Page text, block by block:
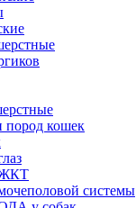
пород кошек
ЖКТ
системы